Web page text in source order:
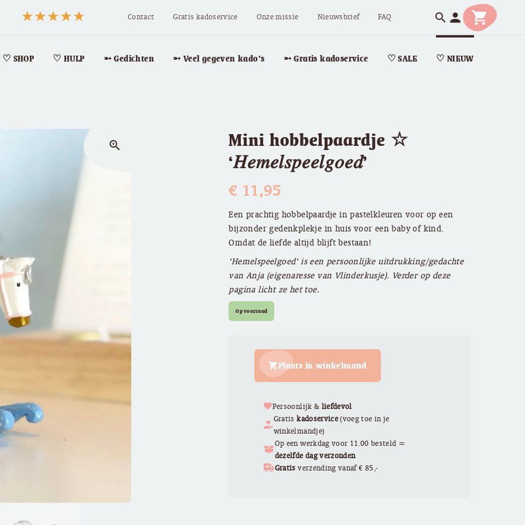
Contact Gratis kadoservice Onze missie Nieuwsbrief FAQ search person shopping_cart
♡ SHOP ♡ HULP ➵ Gedichten ➵ Veel gegeven kado’s ➵ Gratis kadoservice ♡ SALE ♡ NIEUW
zoom_in
Mini hobbelpaardje ☆
‘𝐻𝑒𝑚𝑒𝑙𝑠𝑝𝑒𝑒𝑙𝑔𝑜𝑒𝑑’
€ 11,95
Een prachtig hobbelpaardje in pastelkleuren voor op een
bijzonder gedenkplekje in huis voor een baby of kind.
Omdat de liefde altijd blijft bestaan!
‘Hemelspeelgoed’ is een persoonlijke uitdrukking/gedachte
van Anja (eigenaresse van Vlinderkusje). Verder op deze
pagina licht ze het toe.
Op voorraad
Plaats in winkelmand
Persoonlijk & liefdevol
Gratiskadoservice(voeg toe in je
winkelmandje)
Op een werkdag voor 11.00 besteld =
dezelfde dag verzonden
Gratis verzending vanaf € 85,-